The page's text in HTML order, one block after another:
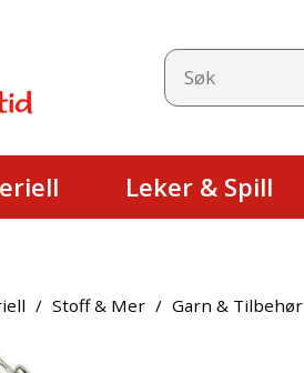
Leker & Spill
/ Stoff & Mer / Garn & Tilbehør